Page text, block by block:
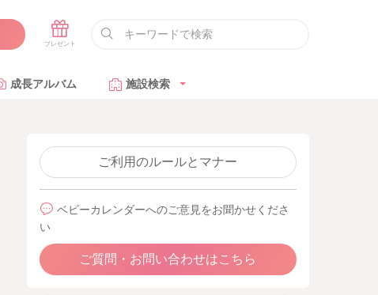
成長アルバム 施設検索
ご利用のルールとマナー
ベビーカレンダーへのご意見をお聞かせくださ
い
ご質問・お問い合わせはこちら